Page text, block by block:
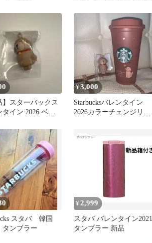
】スターバックス
イン 2026 ベア
¥3,000
Starbucksバレンタイン
2026カラーチェンジリユ
スタバ 韓国
ンブラー
¥ 2,999
スタバ バレンタイン2021
タンブラー 新品